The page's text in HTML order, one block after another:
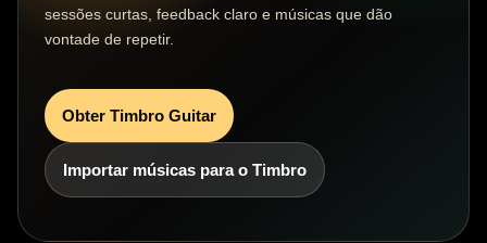
sessões curtas, feedback claro e músicas que dão
vontade de repetir.
Obter Timbro Guitar
Importar músicas para o Timbro